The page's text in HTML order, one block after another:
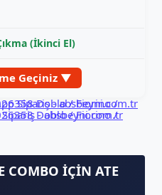
(İkinci El)
Geçiniz ▼
COMBO İÇIN ATE